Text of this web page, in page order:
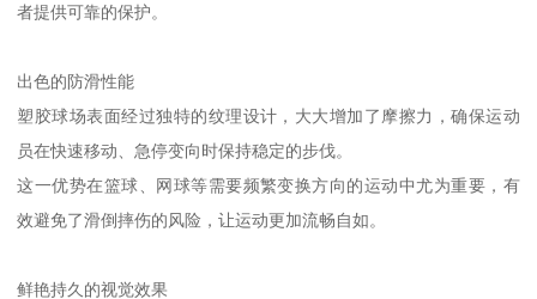
者提供可靠的保护。
出色的防滑性能
塑胶球场表面经过独特的纹理设计，大大增加了摩擦力，确保运动
员在快速移动、急停变向时保持稳定的步伐。
这一优势在篮球、网球等需要频繁变换方向的运动中尤为重要，有
效避免了滑倒摔伤的风险，让运动更加流畅自如。
鲜艳持久的视觉效果